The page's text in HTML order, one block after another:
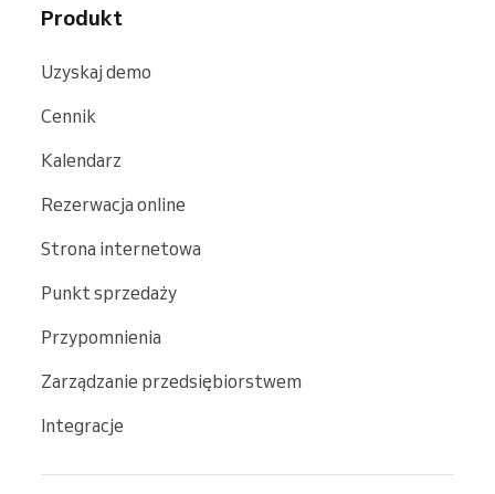
Produkt
Uzyskaj demo
Cennik
Kalendarz
Rezerwacja online
Strona internetowa
Punkt sprzedaży
Przypomnienia
Zarządzanie przedsiębiorstwem
Integracje